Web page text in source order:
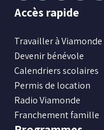
Suivez
sur
Facebook
Suivez
sur
Instagram
Suivez
nous
sur
X
Suivez
sur
Accès rapide
Travailler à Viamonde
Devenir bénévole
Calendriers scolaires
Permis de location
Radio Viamonde
Franchement famille